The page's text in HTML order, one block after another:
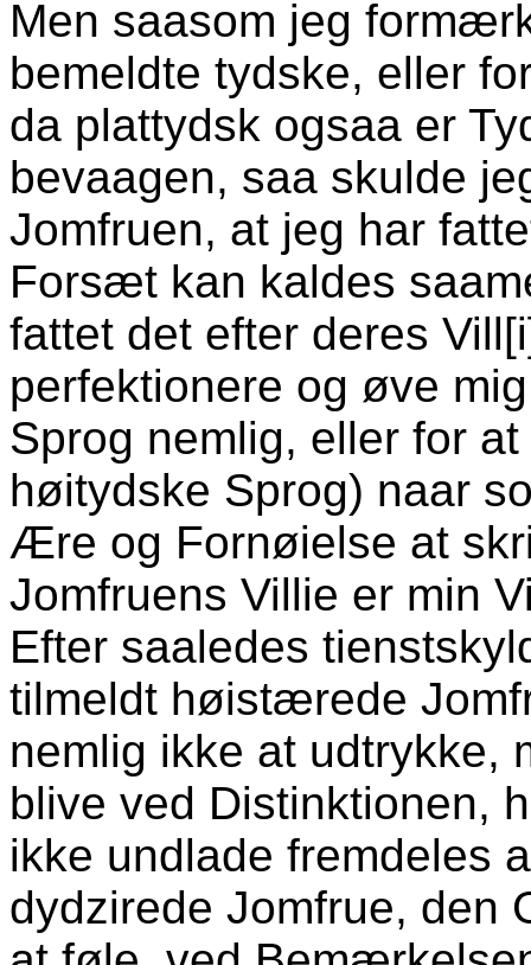
Men saasom jeg
bemeldte tydske, eller
da plattydsk ogsaa er
bevaagen, saa skulde
Jomfruen, at jeg har
Forsæt kan kaldes
fattet det efter deres
perfektionere og øve
Sprog nemlig, eller for
høitydske Sprog) naar
Ære og Fornøielse at
Jomfruens Villie er min
Efter saaledes
tilmeldt høistærede
nemlig ikke at udtrykke,
blive ved Distinktionen,
ikke undlade fremdeles
dydzirede Jomfrue,